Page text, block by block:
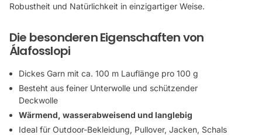
Robustheit und Natürlichkeit in einzigartiger Weise.
Die besonderen Eigenschaften von
Álafosslopi
Dickes Garn mit ca. 100 m Lauflänge pro 100 g
Besteht aus feiner Unterwolle und schützender
Deckwolle
Wärmend, wasserabweisend und langlebig
Ideal für Outdoor-Bekleidung, Pullover, Jacken, Schals